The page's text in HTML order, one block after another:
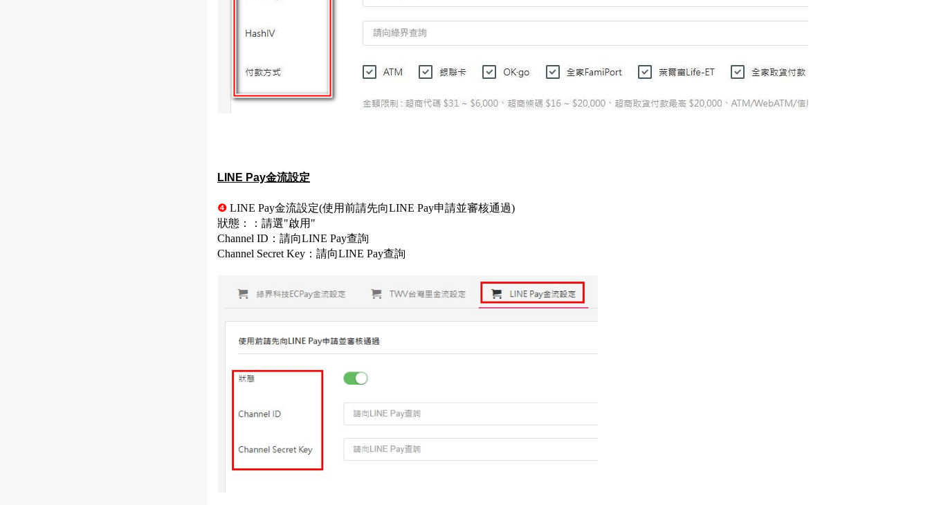
LINE Pay金流設定
❹ LINE Pay金流設定(使用前請先向LINE Pay申請並審核通過)
狀態：：請選"啟用 "
Channel ID ：請向LINE Pay查詢
Channel Secret Key ：請向LINE Pay查詢